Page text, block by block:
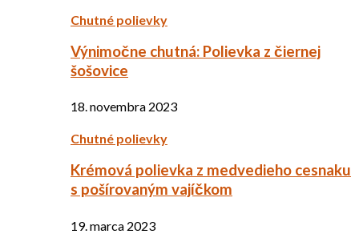
Chutné polievky
Výnimočne chutná: Polievka z čiernej
šošovice
18. novembra 2023
Chutné polievky
Krémová polievka z medvedieho cesnaku
s pošírovaným vajíčkom
19. marca 2023